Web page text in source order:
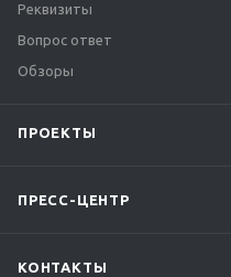
Реквизиты
Вопрос ответ
Обзоры
ПРОЕКТЫ
ПРЕСС-ЦЕНТР
КОНТАКТЫ